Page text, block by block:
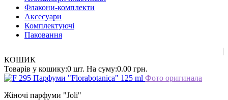
Флакони-комплекти
Аксесуари
Комплектуючі
Паковання
КОШИК
Товарів у кошику:0 шт. На суму:0.00 грн.
Фото оригинала
Жіночі парфуми "Joli"